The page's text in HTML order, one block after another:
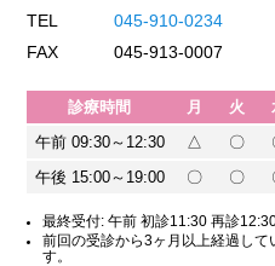
TEL
045-910-0234
FAX
045-913-0007
診療時間 月 火
午前 09:30～12:30
△ 〇
午後 15:00～19:00
〇 〇
最終受付: 午前 初診11:30 再診
前回の受診から3ヶ月以上経過して
す。